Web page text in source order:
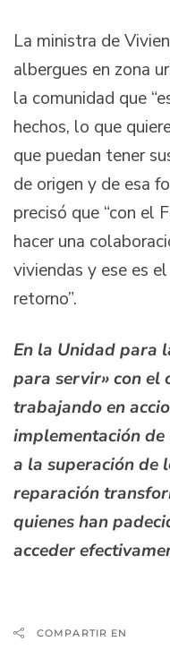
La ministra de
albergues en zona
la comunidad que
hechos, lo que
que puedan tener
de origen y de esa
precisó que “con el
hacer una
viviendas y ese es
retorno”.
En la Unidad para
para servir» con el
trabajando en
implementación
a la superación de
reparación
quienes han
acceder
COMPARTIR EN